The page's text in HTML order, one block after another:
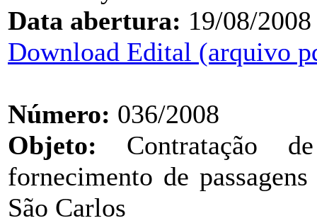
Data abertura: 19/08/2008
Download Edital (arquivo
Número: 036/2008
Objeto: Contratação
fornecimento de
São Carlos